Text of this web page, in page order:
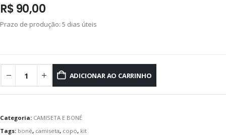
R$90,00
Prazo de produção: 5 dias úteis
ADICIONAR AO CARRINHO
Categoria: CAMISETA E BONÉ
Tags: boné, camiseta, copo, kit